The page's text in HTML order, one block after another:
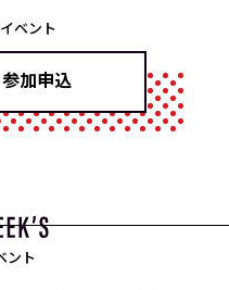
ベント
加申込
ント